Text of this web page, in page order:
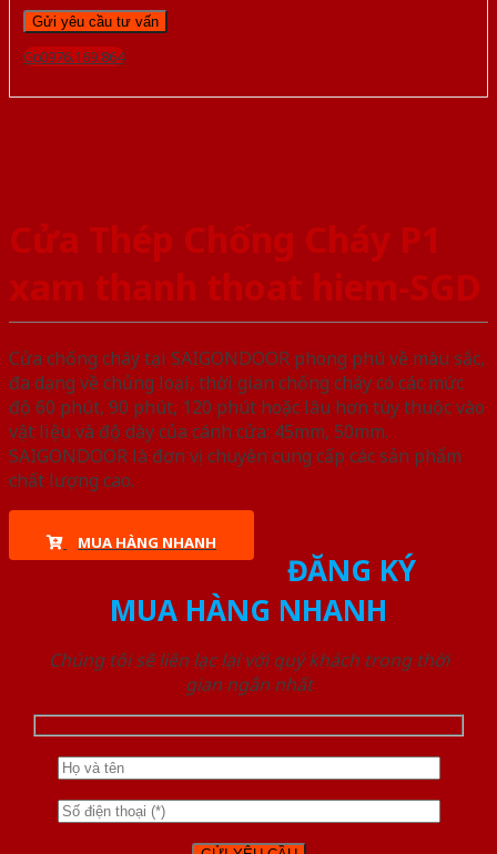
Gọi 0976.169.864
Cửa Thép Chống Cháy P1
xam thanh thoat hiem-SGD
Cửa chống cháy tại SAIGONDOOR phong phú về màu sắc,
đa dạng về chủng loại, thời gian chống cháy có các mức
độ 60 phút, 90 phút, 120 phút hoặc lâu hơn tùy thuộc vào
vật liệu và độ dày của cánh cửa: 45mm, 50mm.
SAIGONDOOR là đơn vị chuyên cung cấp các sản phẩm
chất lượng cao.
MUA HÀNG NHANH
ĐĂNG KÝ
MUA HÀNG NHANH
Chúng tôi sẽ liên lạc lại với quý khách trong thời
gian ngắn nhất